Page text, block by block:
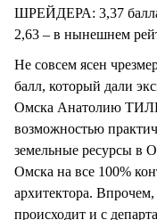
ШРЕЙДЕРА: 3,37 балла
2,63 – в нынешнем
Не совсем ясен
балл, который дали
Омска Анатолию
возможностью
земельные ресурсы в
Омска на все 100%
архитектора.
происходит и с